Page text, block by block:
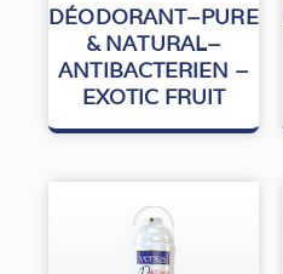
Note
0
DÉODORANT–PURE
& NATURAL–
ANTIBACTERIEN –
EXOTIC FRUIT